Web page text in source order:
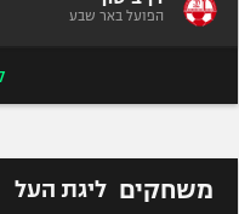
הפועל באר שבע
משחקים ליגת העל